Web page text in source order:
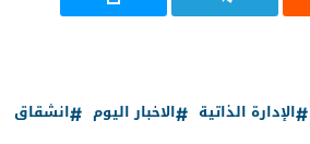
الإدارة الذاتية الاخبار اليوم
انشقاق